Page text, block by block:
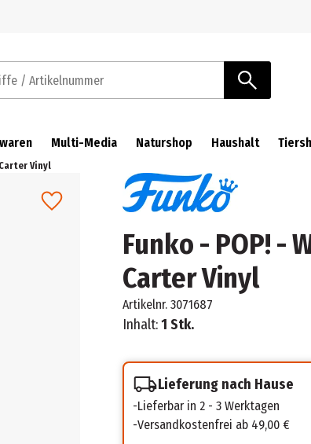
/ Artikelnummer
Multi-Media Naturshop Haushalt
Vinyl
Funko - POP! -
Carter Vinyl
Artikelnr. 3071687
Inhalt:1 Stk.
Lieferung nach Hause
Lieferbar in 2 - 3 Werktagen
Versandkostenfrei ab 49,00 €